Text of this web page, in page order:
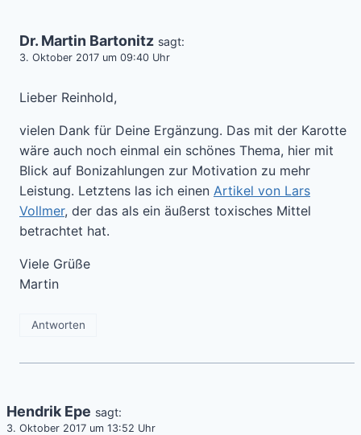
Dr. Martin Bartonitz sagt:
3. Oktober 2017 um 09:40 Uhr
Lieber Reinhold,
vielen Dank für Deine Ergänzung. Das mit der Karotte
wäre auch noch einmal ein schönes Thema, hier mit
Blick auf Bonizahlungen zur Motivation zu mehr
Leistung. Letztens las ich einen Artikel von Lars
Vollmer, der das als ein äußerst toxisches Mittel
betrachtet hat.
Viele Grüße
Martin
Antworten
Hendrik Epe sagt:
3. Oktober 2017 um 13:52 Uhr